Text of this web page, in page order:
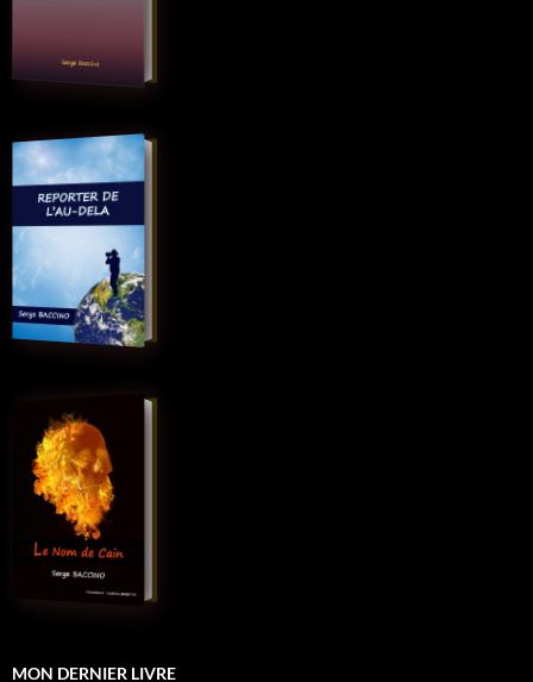
MON DERNIER LIVRE